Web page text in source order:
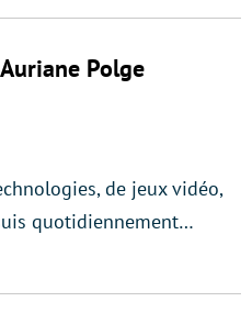
Auriane Polge
de jeux vidéo,
quotidiennement…